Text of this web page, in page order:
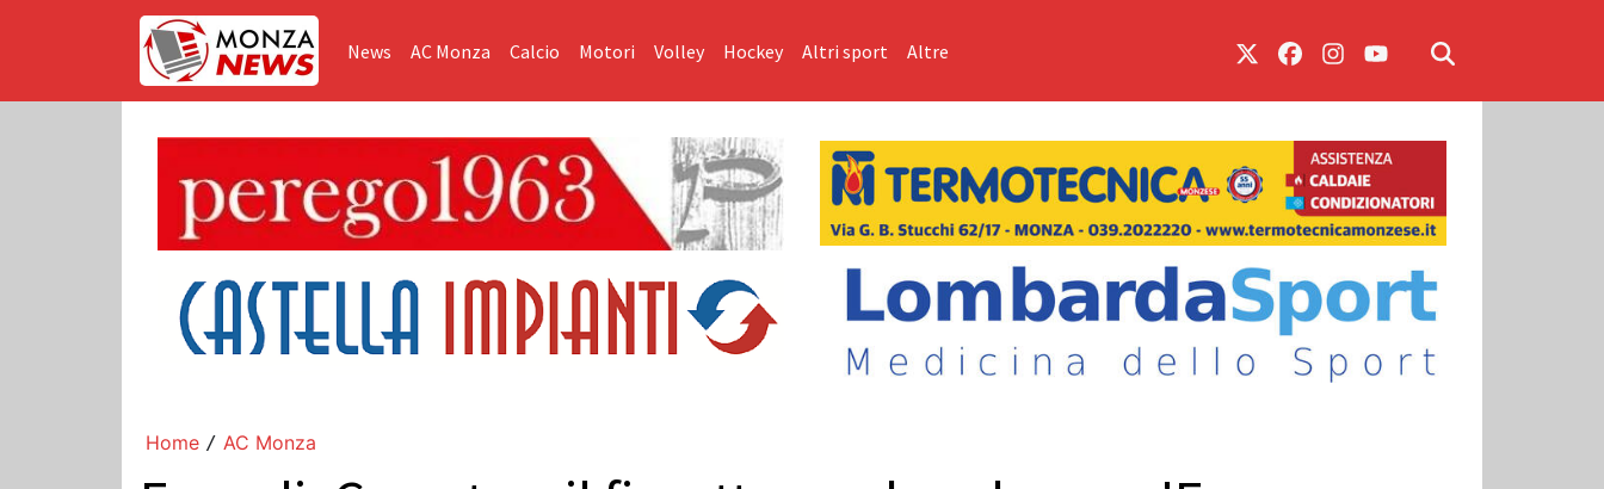
News AC Monza Calcio Motori Volley Hockey Altri sport Altre
Home / AC Monza